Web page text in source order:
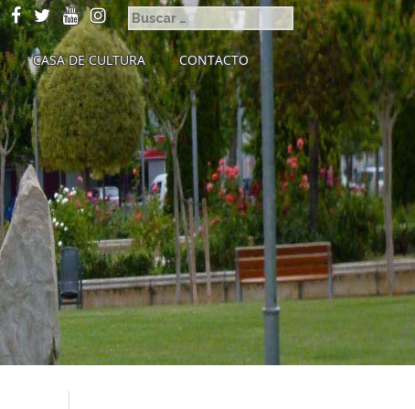
CASA DE CULTURA CONTACTO